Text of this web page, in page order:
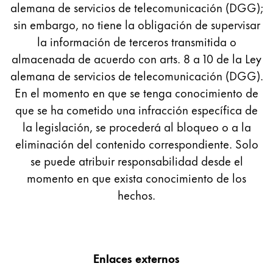
Esta región contiene una lista de países con los
Sudamérica
Esta región contiene una lista de países con los
Brazil
português
Chile
español
Mexico
español
África
Esta región contiene una lista de países con los
Esta región contiene una lista de países con los
alemana de servicios de telecomunicación (DGG);
sin embargo, no tiene la obligación de supervisar
la información de terceros transmitida o
almacenada de acuerdo con arts. 8 a 10 de la Ley
alemana de servicios de telecomunicación (DGG).
En el momento en que se tenga conocimiento de
que se ha cometido una infracción específica de
la legislación, se procederá al bloqueo o a la
eliminación del contenido correspondiente. Solo
se puede atribuir responsabilidad desde el
momento en que exista conocimiento de los
hechos.
Enlaces externos